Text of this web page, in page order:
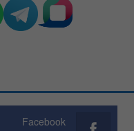
Facebook